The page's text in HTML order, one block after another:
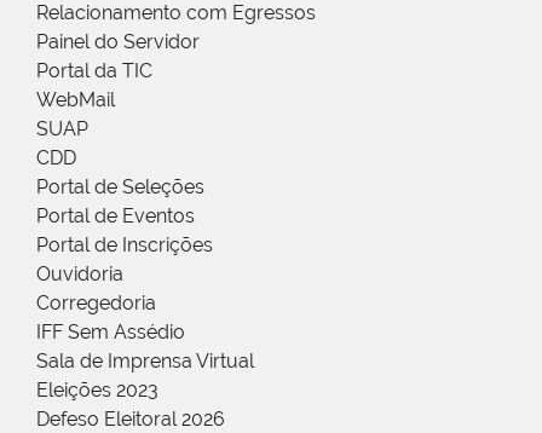
Relacionamento com Egressos
Painel do Servidor
Portal da TIC
WebMail
SUAP
CDD
Portal de Seleções
Portal de Eventos
Portal de Inscrições
Ouvidoria
Corregedoria
IFF Sem Assédio
Sala de Imprensa Virtual
Eleições 2023
Defeso Eleitoral 2026